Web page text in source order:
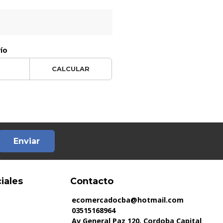
CALCULAR
Enviar
Contacto
ecomercadocba@hotmail.com
03515168964
Av General Paz 120, Cordoba Capital